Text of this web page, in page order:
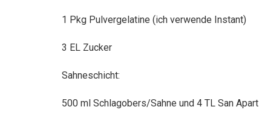
1 Pkg Pulvergelatine (ich verwende Instant)
3 EL Zucker
Sahneschicht:
500 ml Schlagobers/Sahne und 4 TL San Apart